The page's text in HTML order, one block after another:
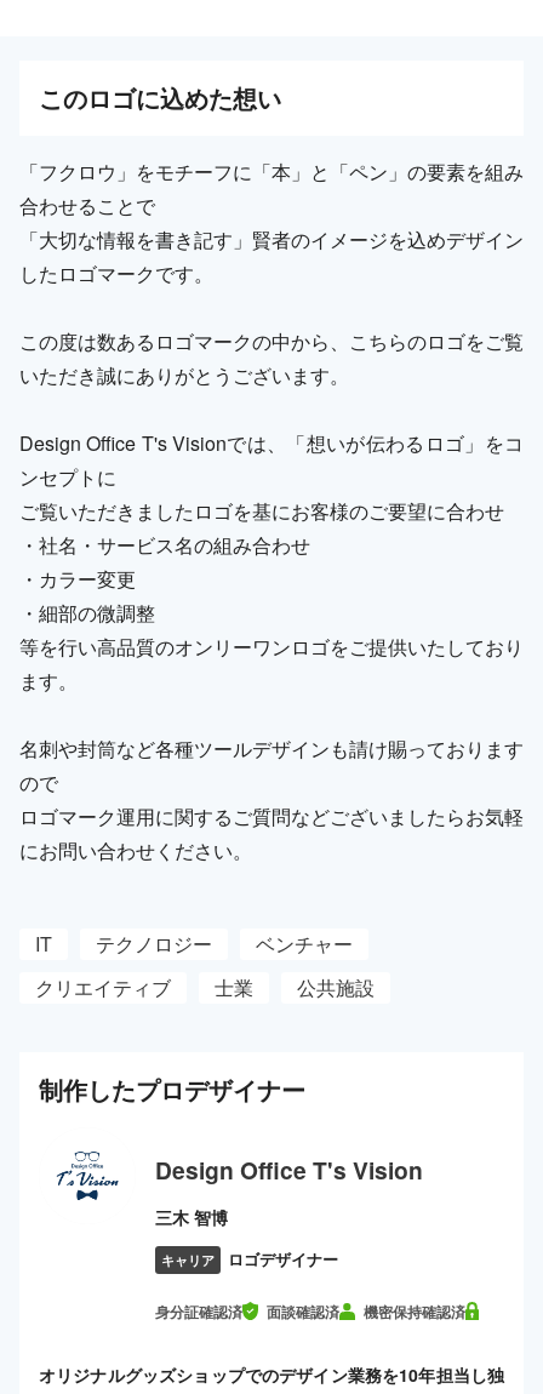
このロゴに込めた想い
「フクロウ」をモチーフに「本」と「ペン」の要素を組み
合わせることで
「大切な情報を書き記す」賢者のイメージを込めデザイン
したロゴマークです。
この度は数あるロゴマークの中から、こちらのロゴをご覧
いただき誠にありがとうございます。
Design Office T's Visionでは、「想いが伝わるロゴ」をコ
ンセプトに
ご覧いただきましたロゴを基にお客様のご要望に合わせ
・社名・サービス名の組み合わせ
・カラー変更
・細部の微調整
等を行い高品質のオンリーワンロゴをご提供いたしており
ます。
名刺や封筒など各種ツールデザインも請け賜っております
ので
ロゴマーク運用に関するご質問などございましたらお気軽
にお問い合わせください。
IT テクノロジー
ベンチャー
クリエイティブ
士業 公共施設
制作したプロデザイナー
Design Office T's Vision
三木 智博
キャリア ロゴデザイナー
身分証確認済 面談確認済 機密保持確認済
オリジナルグッズショップでのデザイン業務を10年担当し独